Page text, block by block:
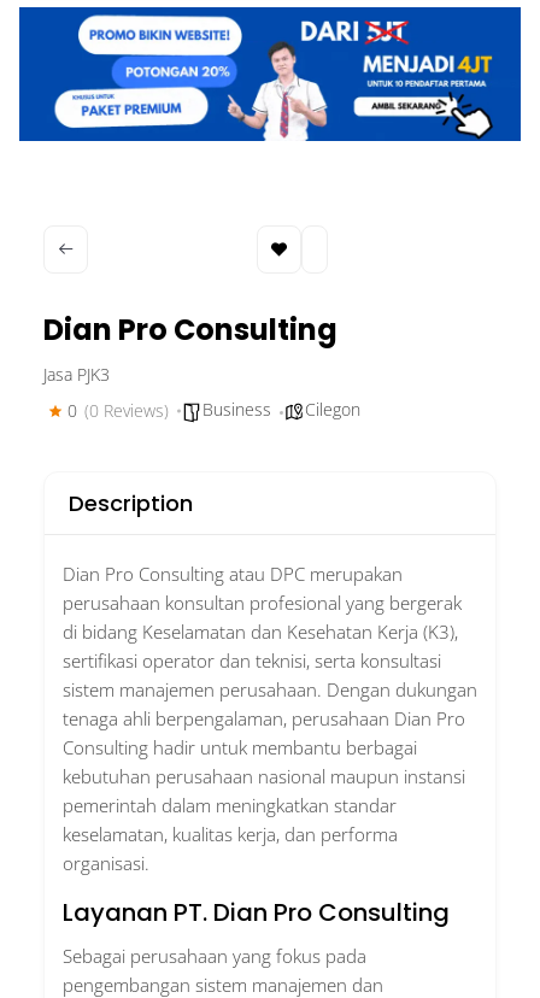
Dian Pro Consulting
Jasa PJK3
0 (0 Reviews) Business Cilegon
Description
Dian Pro Consulting atau DPC merupakan
perusahaan konsultan profesional yang bergerak
di bidang Keselamatan dan Kesehatan Kerja (K3),
sertifikasi operator dan teknisi, serta konsultasi
sistem manajemen perusahaan. Dengan dukungan
tenaga ahli berpengalaman, perusahaan Dian Pro
Consulting hadir untuk membantu berbagai
kebutuhan perusahaan nasional maupun instansi
pemerintah dalam meningkatkan standar
keselamatan, kualitas kerja, dan performa
organisasi.
Layanan PT. Dian Pro Consulting
Sebagai perusahaan yang fokus pada
pengembangan sistem manajemen dan